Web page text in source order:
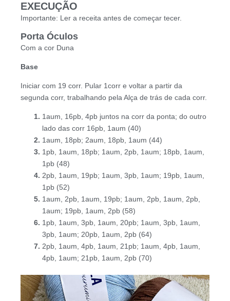
EXECUÇÃO
Importante: Ler a receita antes de começar tecer.
Porta Óculos
Com a cor Duna
Base
Iniciar com 19 corr. Pular 1corr e voltar a partir da
segunda corr, trabalhando pela Alça de trás de cada corr.
1aum, 16pb, 4pb juntos na corr da ponta; do outro
lado das corr 16pb, 1aum (40)
1aum, 18pb; 2aum, 18pb, 1aum (44)
1pb, 1aum, 18pb; 1aum, 2pb, 1aum; 18pb, 1aum,
1pb (48)
2pb, 1aum, 19pb; 1aum, 3pb, 1aum; 19pb, 1aum,
1pb (52)
1aum, 2pb, 1aum, 19pb; 1aum, 2pb, 1aum, 2pb,
1aum; 19pb, 1aum, 2pb (58)
1pb, 1aum, 3pb, 1aum, 20pb; 1aum, 3pb, 1aum,
3pb, 1aum; 20pb, 1aum, 2pb (64)
2pb, 1aum, 4pb, 1aum, 21pb; 1aum, 4pb, 1aum,
4pb, 1aum; 21pb, 1aum, 2pb (70)